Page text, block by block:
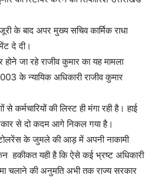
के बाद अपर मुख्य सचिव कार्मिक राधा
दे दी।
होने जा रहे राजीव कुमार का यह मामला
के न्यायिक अधिकारी राजीव कुमार
कर्मचारियों की लिस्ट ही मंगा रही है। हाई
से दो कदम आगे निकल गया है।
के जुमले की आड़ में अपनी नाकामी
हकीकत यही है कि ऐसे कई भ्रष्ट अधिकारी
चलाने की अनुमति अभी तक राज्य सरकार